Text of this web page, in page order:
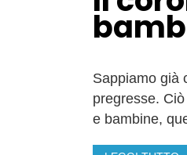
Sappiamo già
pregresse.
e bambine,